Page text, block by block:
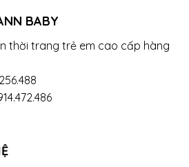
BABY
thời trang trẻ em cao cấp hàng